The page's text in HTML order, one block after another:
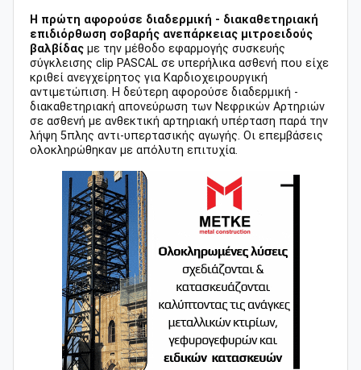
Η πρώτη αφορούσε διαδερμική - διακαθετηριακή
επιδιόρθωση σοβαρής ανεπάρκειας μιτροειδούς
βαλβίδας με την μέθοδο εφαρμογής συσκευής
σύγκλεισης clip PASCAL σε υπερήλικα ασθενή που είχε
κριθεί ανεγχείρητος για Καρδιοχειρουργική
αντιμετώπιση. Η δεύτερη αφορούσε διαδερμική -
διακαθετηριακή απονεύρωση των Νεφρικών Αρτηριών
σε ασθενή με ανθεκτική αρτηριακή υπέρταση παρά την
λήψη 5πλης αντι-υπερτασικής αγωγής. Οι επεμβάσεις
ολοκληρώθηκαν με απόλυτη επιτυχία.